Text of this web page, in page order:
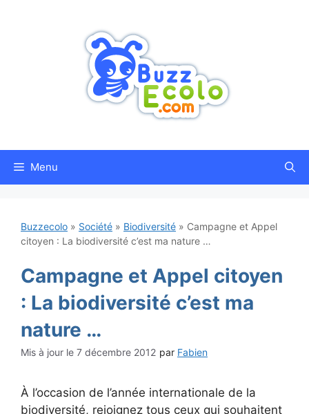
Menu
Buzzecolo » Société » Biodiversité » Campagne et Appel
citoyen : La biodiversité c’est ma nature …
Campagne et Appel citoyen
: La biodiversité c’est ma
nature …
7 décembre 2012 par Fabien
À l’occasion de l’année internationale de la
biodiversité, rejoignez tous ceux qui souhaitent